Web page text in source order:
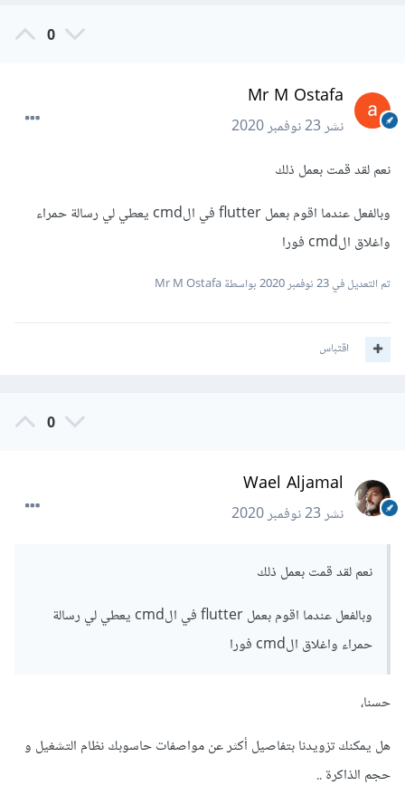
0
Mr M Ostafa
نشر23 نوفمبر 2020
نعم لقد قمت بعمل ذلك
وبالفعل عندما اقوم بعمل flutter في الcmd يعطي لي رسالة حمراء
واغلاق الcmd فورا
تم التعديل في23 نوفمبر 2020 بواسطة Mr M Ostafa
اقتباس
0
Wael Aljamal
نشر23 نوفمبر 2020
نعم لقد قمت بعمل ذلك
وبالفعل عندما اقوم بعمل flutter في الcmd يعطي لي رسالة
حمراء واغلاق الcmd فورا
حسنا،
هل يمكنك تزويدنا بتفاصيل أكثر عن مواصفات حاسوبك نظام التشغيل و
حجم الذاكرة ..